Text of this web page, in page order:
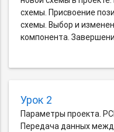
схемы. Присвоение
схемы. Выбор и
компонента.
Урок 2
Параметры проекта.
Передача данных